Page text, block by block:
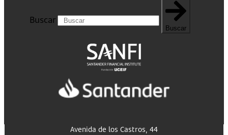
Buscar
Buscar
Avenida de los Castros, 44